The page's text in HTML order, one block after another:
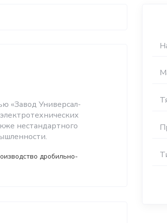
«Завод Универсал-
нестандартного
дробильно-